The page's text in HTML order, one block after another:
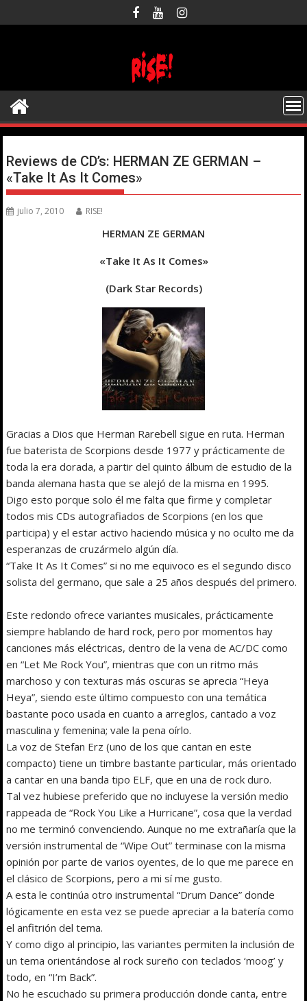
al
Reviews de CD’s: HERMAN ZE GERMAN –
«Take It As It Comes»
julio 7, 2010 RISE!
HERMAN ZE GERMAN
«Take It As It Comes»
(Dark Star Records)
Gracias a Dios que Herman Rarebell sigue en ruta. Herman
fue baterista de Scorpions desde 1977 y prácticamente de
toda la era dorada, a partir del quinto álbum de estudio de la
banda alemana hasta que se alejó de la misma en 1995.
Digo esto porque solo él me falta que firme y completar
todos mis CDs autografiados de Scorpions (en los que
participa) y el estar activo haciendo música y no oculto me da
esperanzas de cruzármelo algún día.
“Take It As It Comes” si no me equivoco es el segundo disco
solista del germano, que sale a 25 años después del primero.
Este redondo ofrece variantes musicales, prácticamente
siempre hablando de hard rock, pero por momentos hay
canciones más eléctricas, dentro de la vena de AC/DC como
en “Let Me Rock You”, mientras que con un ritmo más
marchoso y con texturas más oscuras se aprecia “Heya
Heya”, siendo este último compuesto con una temática
bastante poco usada en cuanto a arreglos, cantado a voz
masculina y femenina; vale la pena oírlo.
La voz de Stefan Erz (uno de los que cantan en este
compacto) tiene un timbre bastante particular, más orientado
a cantar en una banda tipo ELF, que en una de rock duro.
Tal vez hubiese preferido que no incluyese la versión medio
rappeada de “Rock You Like a Hurricane”, cosa que la verdad
no me terminó convenciendo. Aunque no me extrañaría que la
versión instrumental de “Wipe Out” terminase con la misma
opinión por parte de varios oyentes, de lo que me parece en
el clásico de Scorpions, pero a mi sí me gusto.
A esta le continúa otro instrumental “Drum Dance” donde
lógicamente en esta vez se puede apreciar a la batería como
el anfitrión del tema.
Y como digo al principio, las variantes permiten la inclusión de
un tema orientándose al rock sureño con teclados ‘moog’ y
todo, en “I’m Back”.
No he escuchado su primera producción donde canta, entre